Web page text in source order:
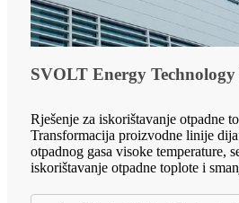
SVOLT Energy
Rješenje za iskorištavanje otpadne
Transformacija proizvodne linije
otpadnog gasa visoke temperature,
iskorištavanje otpadne toplote i